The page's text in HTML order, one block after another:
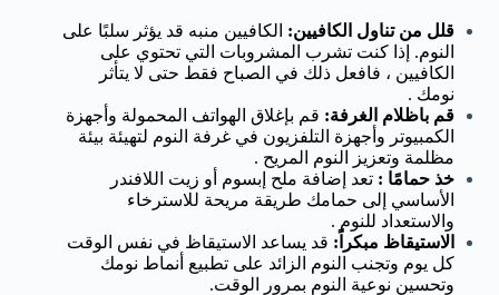
قلل من تناول الكافيين: الكافيين منبه قد يؤثر سلبًا على
النوم. إذا كنت تشرب المشروبات التي تحتوي على
الكافيين ، فافعل ذلك في الصباح فقط حتى لا يتأثر
نومك .
قم باظلام الغرفة: قم بإغلاق الهواتف المحمولة وأجهزة
الكمبيوتر وأجهزة التلفزيون في غرفة النوم لتهيئة بيئة
مظلمة وتعزيز النوم المريح .
خذ حمامًا : تعد إضافة ملح إبسوم أو زيت اللافندر
الأساسي إلى حمامك طريقة مريحة للاسترخاء
والاستعداد للنوم .
الاستيقاظ مبكراً: قد يساعد الاستيقاظ في نفس الوقت
كل يوم وتجنب النوم الزائد على تطبيع أنماط نومك
وتحسين نوعية النوم بمرور الوقت.